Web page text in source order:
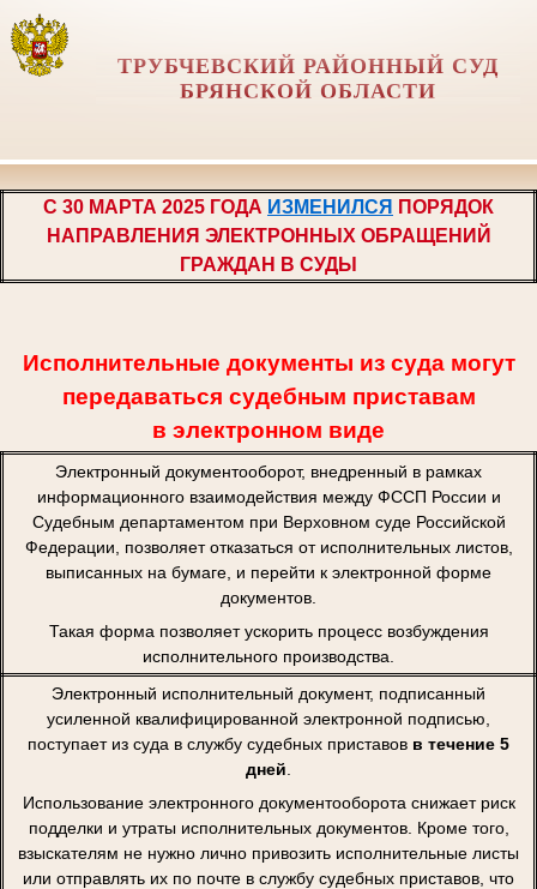
ТРУБЧЕВСКИЙ РАЙОННЫЙ СУД
БРЯНСКОЙ ОБЛАСТИ
С 30 МАРТА 2025 ГОДА ИЗМЕНИЛСЯ ПОРЯДОК
НАПРАВЛЕНИЯ ЭЛЕКТРОННЫХ ОБРАЩЕНИЙ
ГРАЖДАН В СУДЫ
Исполнительные документы из суда могут
передаваться судебным приставам
в электронном виде
Электронный документооборот, внедренный в рамках
информационного взаимодействия между ФССП России и
Судебным департаментом при Верховном суде Российской
Федерации, позволяет отказаться от исполнительных листов,
выписанных на бумаге, и перейти к электронной форме
документов.
Такая форма позволяет ускорить процесс возбуждения
исполнительного производства.
Электронный исполнительный документ, подписанный
усиленной квалифицированной электронной подписью,
поступает из суда в службу судебных приставов в течение 5
дней
Использование электронного документооборота снижает риск
подделки и утраты исполнительных документов. Кроме того,
взыскателям не нужно лично привозить исполнительные листы
или отправлять их по почте в службу судебных приставов, что